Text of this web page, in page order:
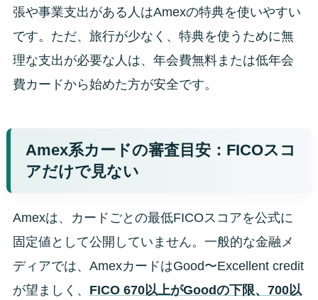
張や事業支出がある人はAmexの特典を使いやすい
です。ただ、旅行が少なく、特典を使うために無
理な支出が必要な人は、年会費無料または低年会
費カードから始めた方が安全です。
Amex系カードの審査目安：FICOスコ
アだけで見ない
Amexは、カードごとの最低FICOスコアを公式に
固定値として公開していません。一般的な金融メ
ディアでは、AmexカードはGood〜Excellent credit
が望ましく、 FICO 670以上がGoodの下限、700以